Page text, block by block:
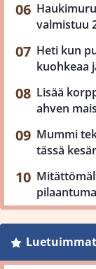
valmistuu
Heti kun
kuohkeaa
Lisää
ahven
Mummi
tässä
Luetuimmat